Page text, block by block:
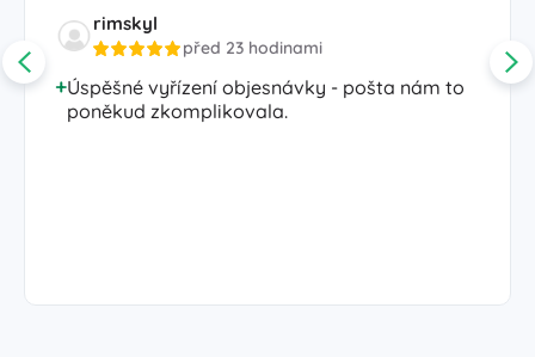
rimskyl
před 23 hodinami
Úspěšné vyřízení objesnávky - pošta nám to
poněkud zkomplikovala.